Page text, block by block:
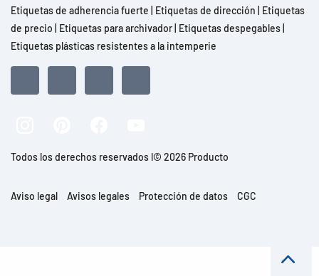
Etiquetas de adherencia fuerte
Etiquetas de dirección
Etiquetas
de precio
Etiquetas para archivador Etiquetas despegables
Etiquetas plásticas resistentes a la intemperie
Todos los derechos reservados l© 2026 Producto
Aviso legal Avisos legales Protección de datos CGC